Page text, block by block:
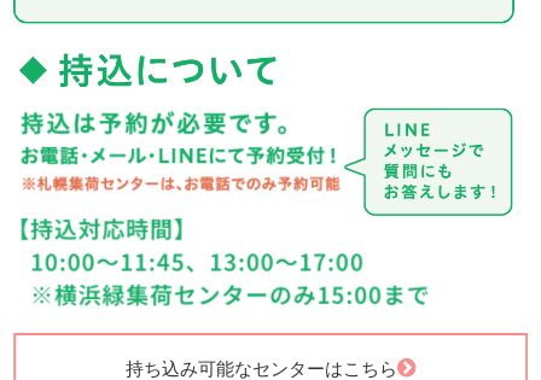
持ち込み可能なセンターはこちら